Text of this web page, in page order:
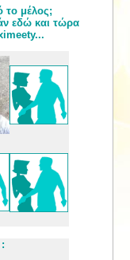
το μέλος;
εδώ και τώρα